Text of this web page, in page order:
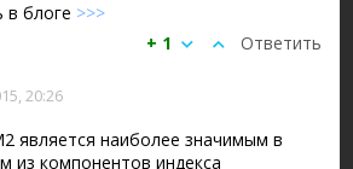
в блоге >>>
Ответить
+ 1
20:26
является наиболее значимым в
из компонентов индекса